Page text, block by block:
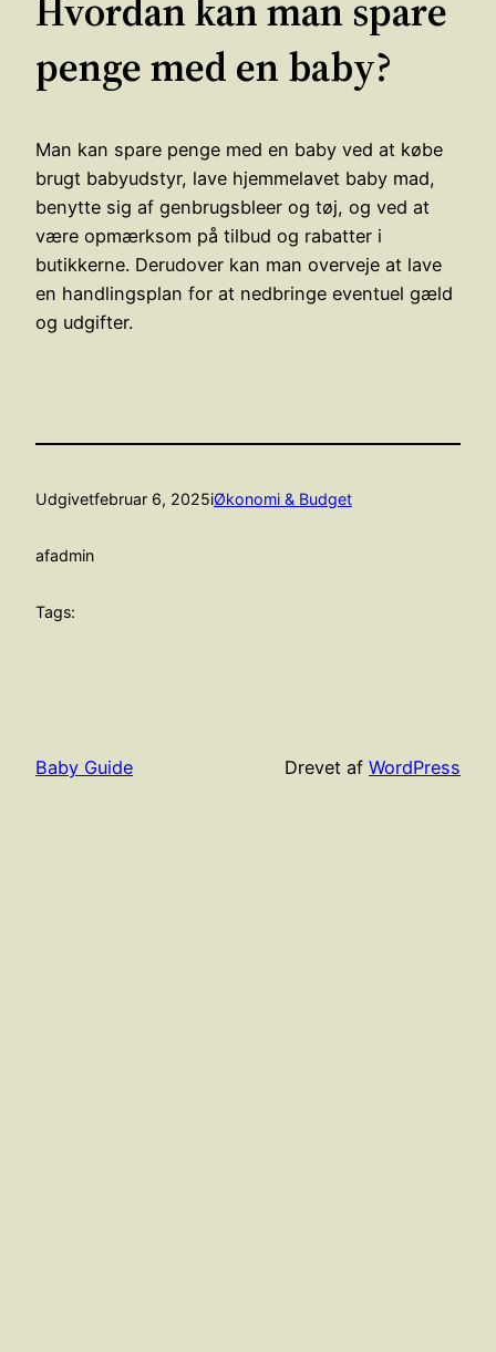
Hvordan kan man spare
penge med en baby?
Man kan spare penge med en baby ved at købe
brugt babyudstyr, lave hjemmelavet baby mad,
benytte sig af genbrugsbleer og tøj, og ved at
være opmærksom på tilbud og rabatter i
butikkerne. Derudover kan man overveje at lave
en handlingsplan for at nedbringe eventuel gæld
og udgifter.
Udgivetfebruar 6, 2025iØkonomi & Budget
afadmin
Tags:
Baby Guide Drevet af WordPress